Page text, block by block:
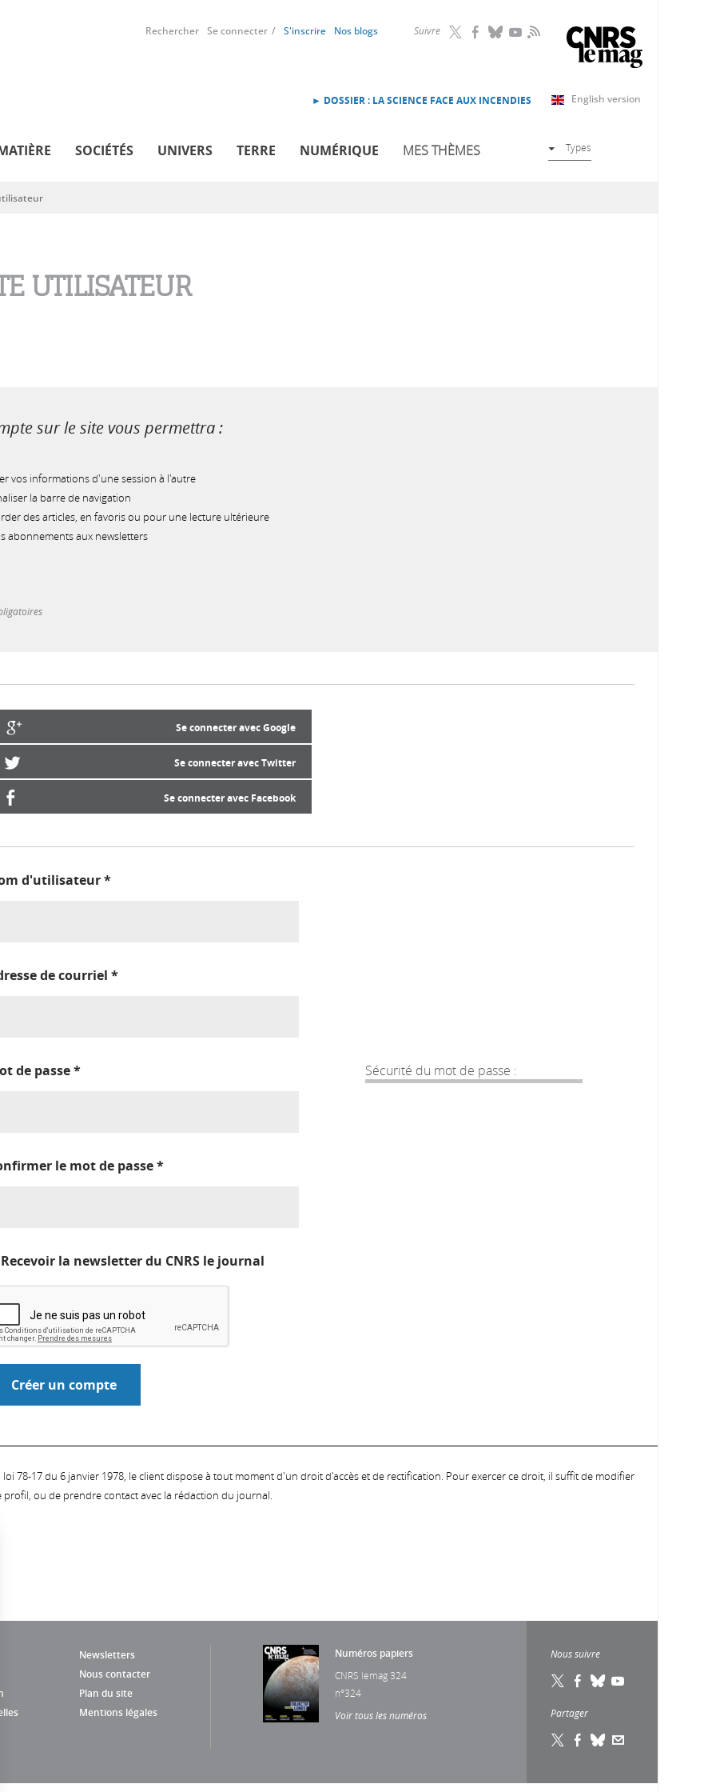
Suivre RSS
Rechercher Se connecter S'inscrire Nos blogs
English version
► DOSSIER : LA SCIENCE FACE AUX INCENDIES
SOCIÉTÉS UNIVERS TERRE NUMÉRIQUE MES THÈMES Types
UTILISATEUR
sur le site vous permettra :
vos informations d'une session à l'autre
la barre de navigation
des articles, en favoris ou pour une lecture ultérieure
abonnements aux newsletters
Se connecter avec Google
Se connecter avec Twitter
Se connecter avec Facebook
d'utilisateur*
de courriel *
Sécurité du mot de passe :
de passe*
le mot de passe*
Recevoir la newsletter du CNRS le journal
78-17 du 6 janvier 1978, le client dispose à tout moment d'un droit d'accès et de rectification. Pour exercer ce droit, il suffit de modifier
ou de prendre contact avec la rédaction du journal.
Newsletters
Nous contacter
Plan du site
Mentions légales
Numéros papiers
CNRS lemag 324
n°324
Voir tous les numéros
Nous suivre
Partager